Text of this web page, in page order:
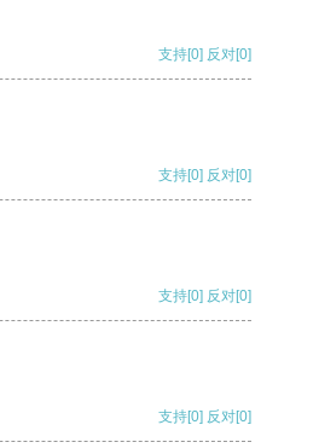
支持[0] 反对[0]
支持[0] 反对[0]
支持[0] 反对[0]
支持[0] 反对[0]